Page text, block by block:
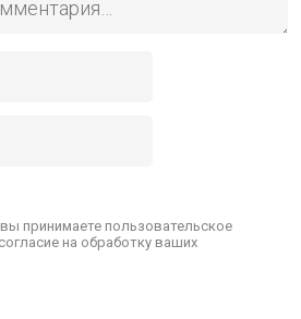
принимаете пользовательское
на обработку ваших